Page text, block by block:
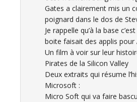
Gates a clairement mis un
poignard dans le dos de
Je rappelle qu’à la base
boite faisait des applis pour
Un film à voir sur leur
Pirates de la Silicon Valley
Deux extraits qui résume
Microsoft :
Micro Soft qui va faire